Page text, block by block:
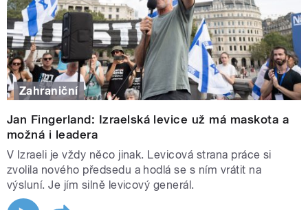
Zahraniční
Jan Fingerland: Izraelská levice už má maskota a
možná i leadera
V Izraeli je vždy něco jinak. Levicová strana práce si
zvolila nového předsedu a hodlá se s ním vrátit na
výsluní. Je jím silně levicový generál.